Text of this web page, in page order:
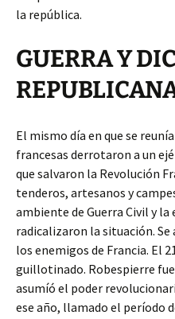
la república.
GUERRA Y
El mismo día en que se
francesas derrotaron a un
que salvaron la Revolución
tenderos, artesanos y
ambiente de Guerra Civil y
radicalizaron la situación. Se
los enemigos de Francia. El
guillotinado. Robespierre
asumíó el poder
ese año, llamado el período